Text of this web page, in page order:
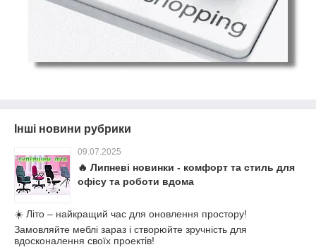
Інші новини рубрики
09.07.2025
🔥 Липневі новинки - комфорт та стиль для
офісу та роботи вдома
☀️ Літо – найкращий час для оновлення простору!
Замовляйте меблі зараз і створюйте зручність для
вдосконалення своїх проектів!